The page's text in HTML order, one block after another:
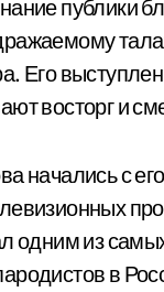
публики
Его
восторг и
начались с
одним из
в